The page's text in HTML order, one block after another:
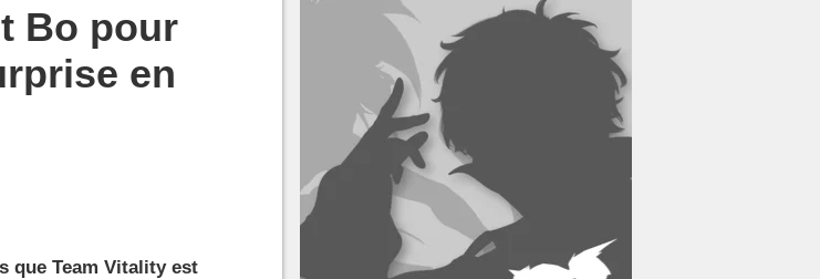
Bo pour
en
que Team Vitality est